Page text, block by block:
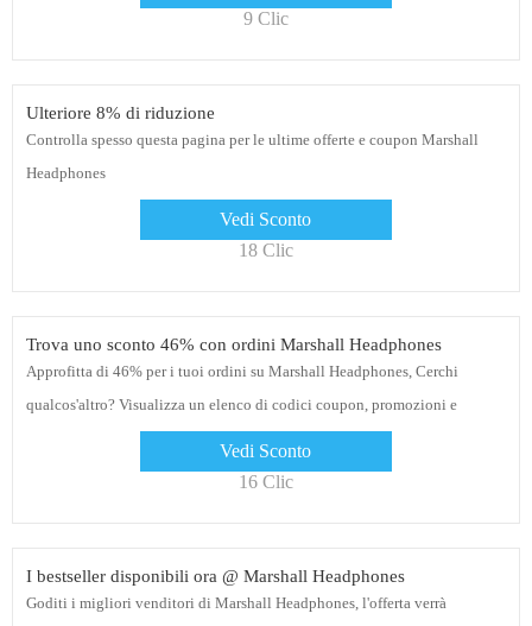
9 Clic
Ulteriore 8% di riduzione
Controlla spesso questa pagina per le ultime offerte e coupon Marshall
Headphones
Vedi Sconto
18 Clic
Trova uno sconto 46% con ordini Marshall Headphones
Approfitta di 46% per i tuoi ordini su Marshall Headphones, Cerchi
qualcos'altro? Visualizza un elenco di codici coupon, promozioni e
Vedi Sconto
16 Clic
I bestseller disponibili ora @ Marshall Headphones
Goditi i migliori venditori di Marshall Headphones, l'offerta verrà